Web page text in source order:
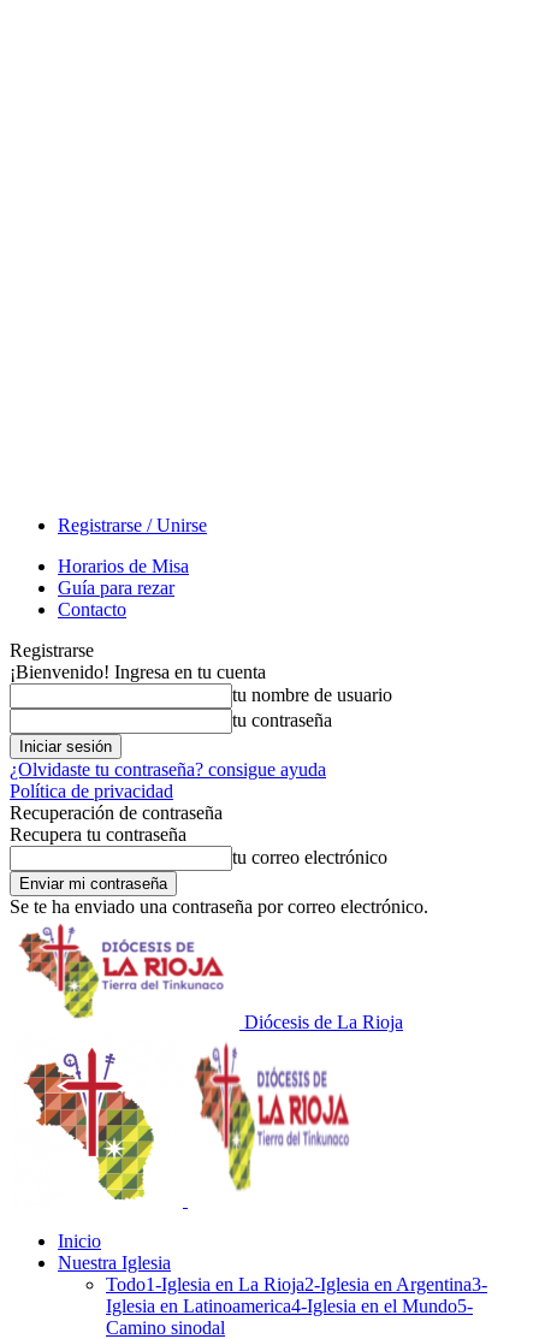
Registrarse / Unirse
Horarios de Misa
Guía para rezar
Contacto
Registrarse
¡Bienvenido! Ingresa en tu cuenta
tu nombre de usuario
tu contraseña
¿Olvidaste tu contraseña? consigue ayuda
Política de privacidad
Recuperación de contraseña
Recupera tu contraseña
tu correo electrónico
Se te ha enviado una contraseña por correo electrónico.
Diócesis de La Rioja
Inicio
Nuestra Iglesia
Todo1-Iglesia en La Rioja2-Iglesia en Argentina3-
Iglesia en Latinoamerica4-Iglesia en el Mundo5-
Camino sinodal